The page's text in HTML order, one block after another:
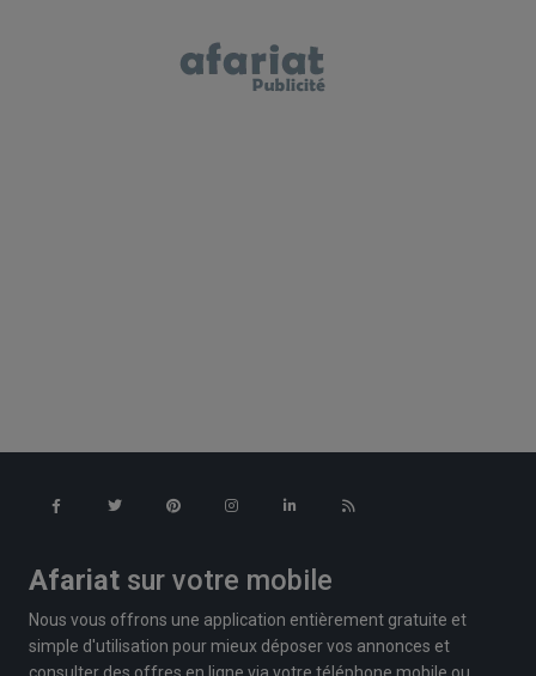
Afariat sur votre mobile
Nous vous offrons une application entièrement gratuite et
simple d'utilisation pour mieux déposer vos annonces et
consulter des offres en ligne via votre téléphone mobile ou